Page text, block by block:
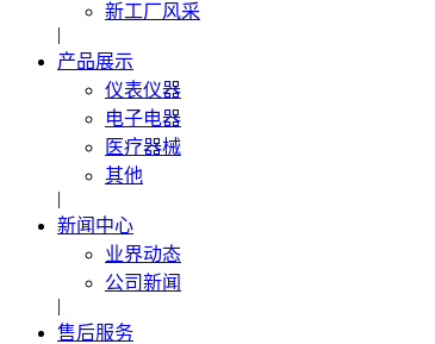
新工厂风采
|
产品展示
仪表仪器
电子电器
医疗器械
其他
|
新闻中心
业界动态
公司新闻
|
售后服务